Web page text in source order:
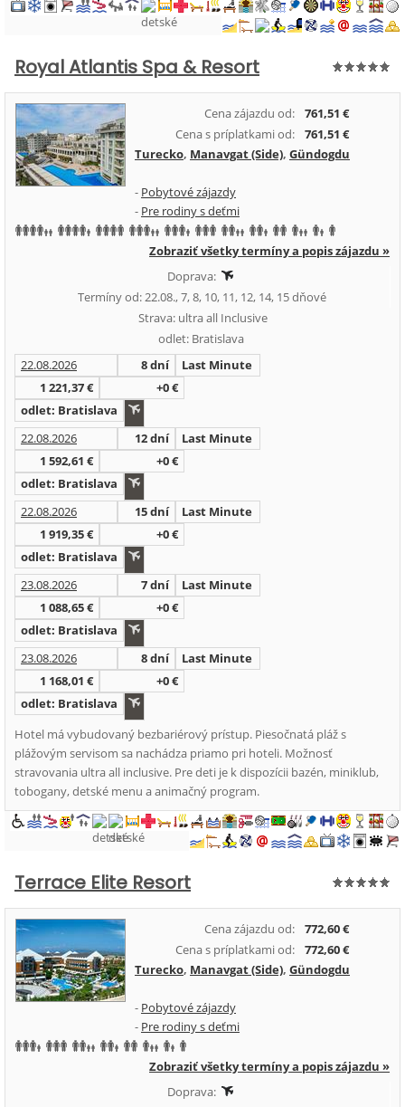
Royal Atlantis Spa & Resort
Cena zájazdu od:
761,51 €
Cena s príplatkami od:
761,51 €
Turecko, Manavgat (Side), Gündogdu
- Pobytové zájazdy
- Pre rodiny s deťmi
Zobraziť všetky termíny a popis zájazdu »
Doprava:
Termíny od: 22.08., 7, 8, 10, 11, 12, 14, 15 dňové
Strava: ultra all Inclusive
odlet: Bratislava
22.08.2026
8 dní
Last Minute
1 221,37 €
+0 €
odlet: Bratislava
22.08.2026
12 dní
Last Minute
1 592,61 €
+0 €
odlet: Bratislava
22.08.2026
15 dní
Last Minute
1 919,35 €
+0 €
odlet: Bratislava
23.08.2026
7 dní
Last Minute
1 088,65 €
+0 €
odlet: Bratislava
23.08.2026
8 dní
Last Minute
1 168,01 €
+0 €
odlet: Bratislava
Hotel má vybudovaný bezbariérový prístup. Piesočnatá pláž s
plážovým servisom sa nachádza priamo pri hoteli. Možnosť
stravovania ultra all inclusive. Pre deti je k dispozícii bazén, miniklub,
tobogany, detské menu a animačný program.
Terrace Elite Resort
Cena zájazdu od:
772,60 €
Cena s príplatkami od:
772,60 €
Turecko, Manavgat (Side), Gündogdu
- Pobytové zájazdy
- Pre rodiny s deťmi
Zobraziť všetky termíny a popis zájazdu »
Doprava: